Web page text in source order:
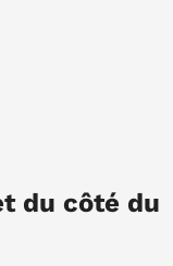
du côté du